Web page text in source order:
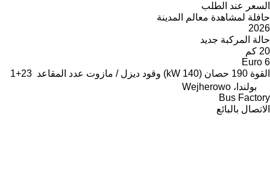
السعر عند الطلب
حافلة لمشاهدة معالم المدينة
2026
حالة المركبة جديد
20 كم
Euro 6
القوة 190 حصان (140 kW) وقود ديزل / مازوت عدد المقاعد 23+1
بولندا، Wejherowo
Bus Factory
الاتصال بالبائع